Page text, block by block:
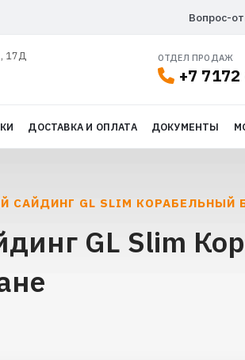
Вопрос-
17Д ОТДЕЛ ПРОДАЖ
+7
ДОСТАВКА И ОПЛАТА ДОКУМЕНТЫ
GL SLIM КОРАБЕЛЬНЫЙ
GL Slim